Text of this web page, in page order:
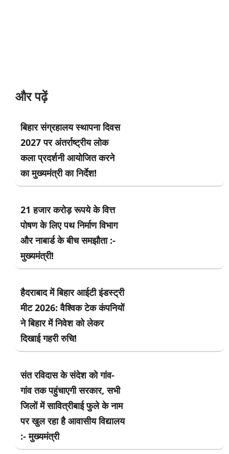
और पढ़ें
बिहार संग्रहालय स्थापना दिवस
2027 पर अंतर्राष्ट्रीय लोक
कला प्रदर्शनी आयोजित करने
का मुख्यमंत्री का निर्देश!
21 हजार करोड़ रूपये के वित्त
पोषण के लिए पथ निर्माण विभाग
और नाबार्ड के बीच समझौता :-
मुख्यमंत्री!
हैदराबाद में बिहार आईटी इंडस्ट्री
मीट 2026: वैश्विक टेक कंपनियों
ने बिहार में निवेश को लेकर
दिखाई गहरी रुचि!
संत रविदास के संदेश को गांव-
गांव तक पहुंचाएगी सरकार, सभी
जिलों में सावित्रीबाई फुले के नाम
पर खुल रहा है आवासीय विद्यालय
:- मुख्यमंत्री